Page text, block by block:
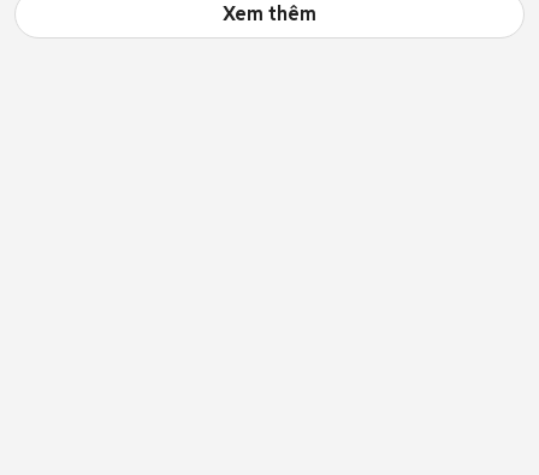
Xem thêm